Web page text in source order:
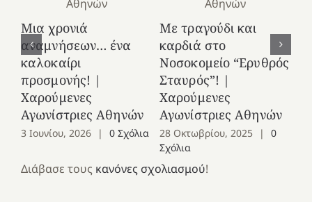
Μια χρονιά
αναμνήσεων… ένα
καλοκαίρι
προσμονής! |
Χαρούμενες
Αγωνίστριες Αθηνών
3 Ιουνίου, 2026 | 0 Σχόλια
Με τραγούδι και
καρδιά στο
Νοσοκομείο “Ερυθρός
Σταυρός”! |
Χαρούμενες
Αγωνίστριες Αθηνών
28 Οκτωβρίου, 2025 |
0
Σχόλια
Διάβασε τους κανόνες σχολιασμού!